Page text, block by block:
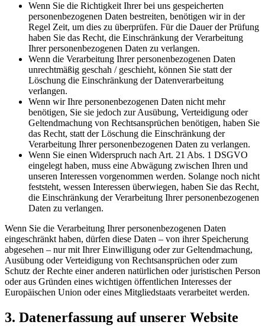
Wenn Sie die Richtigkeit Ihrer bei uns gespeicherten
personenbezogenen Daten bestreiten, benötigen wir in der
Regel Zeit, um dies zu überprüfen. Für die Dauer der Prüfung
haben Sie das Recht, die Einschränkung der Verarbeitung
Ihrer personenbezogenen Daten zu verlangen.
Wenn die Verarbeitung Ihrer personenbezogenen Daten
unrechtmäßig geschah / geschieht, können Sie statt der
Löschung die Einschränkung der Datenverarbeitung
verlangen.
Wenn wir Ihre personenbezogenen Daten nicht mehr
benötigen, Sie sie jedoch zur Ausübung, Verteidigung oder
Geltendmachung von Rechtsansprüchen benötigen, haben Sie
das Recht, statt der Löschung die Einschränkung der
Verarbeitung Ihrer personenbezogenen Daten zu verlangen.
Wenn Sie einen Widerspruch nach Art. 21 Abs. 1 DSGVO
eingelegt haben, muss eine Abwägung zwischen Ihren und
unseren Interessen vorgenommen werden. Solange noch nicht
feststeht, wessen Interessen überwiegen, haben Sie das Recht,
die Einschränkung der Verarbeitung Ihrer personenbezogenen
Daten zu verlangen.
Wenn Sie die Verarbeitung Ihrer personenbezogenen Daten
eingeschränkt haben, dürfen diese Daten – von ihrer Speicherung
abgesehen – nur mit Ihrer Einwilligung oder zur Geltendmachung,
Ausübung oder Verteidigung von Rechtsansprüchen oder zum
Schutz der Rechte einer anderen natürlichen oder juristischen Person
oder aus Gründen eines wichtigen öffentlichen Interesses der
Europäischen Union oder eines Mitgliedstaats verarbeitet werden.
3. Datenerfassung auf unserer Website